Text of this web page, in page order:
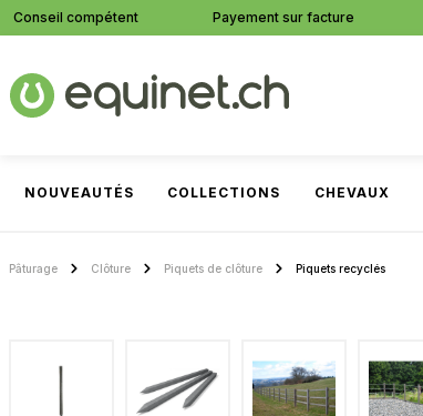
Passer à la navigation principale
Conseil compétent Payement sur facture
NOUVEAUTÉS COLLECTIONS CHEVAUX
Pâturage Clôture Piquets de clôture Piquets recyclés